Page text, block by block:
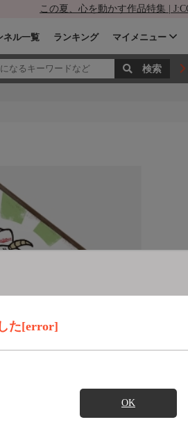
この夏、心を動かす作品特集 |
ネル一覧 ランキング マイメニュー
た[error]
OK